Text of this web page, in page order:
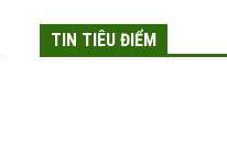
TIN TIÊU ĐIỂM